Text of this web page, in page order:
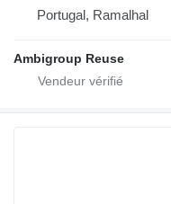
Portugal, Ramalhal
Ambigroup Reuse